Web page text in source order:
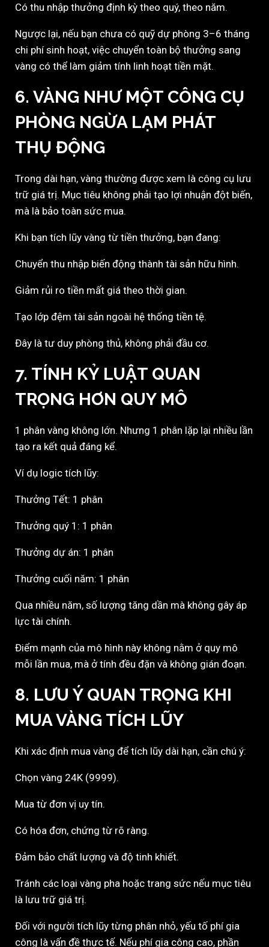
Có thu nhập thưởng định kỳ theo quý, theo năm.
Ngược lại, nếu bạn chưa có quỹ dự phòng 3–6 tháng
chi phí sinh hoạt, việc chuyển toàn bộ thưởng sang
vàng có thể làm giảm tính linh hoạt tiền mặt.
6. VÀNG NHƯ MỘT CÔNG CỤ
PHÒNG NGỪA LẠM PHÁT
THỤ ĐỘNG
Trong dài hạn, vàng thường được xem là công cụ lưu
trữ giá trị. Mục tiêu không phải tạo lợi nhuận đột biến,
mà là bảo toàn sức mua.
Khi bạn tích lũy vàng từ tiền thưởng, bạn đang:
Chuyển thu nhập biến động thành tài sản hữu hình.
Giảm rủi ro tiền mất giá theo thời gian.
Tạo lớp đệm tài sản ngoài hệ thống tiền tệ.
Đây là tư duy phòng thủ, không phải đầu cơ.
7. TÍNH KỶ LUẬT QUAN
TRỌNG HƠN QUY MÔ
1 phân vàng không lớn. Nhưng 1 phân lặp lại nhiều lần
tạo ra kết quả đáng kể.
Ví dụ logic tích lũy:
Thưởng Tết: 1 phân
Thưởng quý 1: 1 phân
Thưởng dự án: 1 phân
Thưởng cuối năm: 1 phân
Qua nhiều năm, số lượng tăng dần mà không gây áp
lực tài chính.
Điểm mạnh của mô hình này không nằm ở quy mô
mỗi lần mua, mà ở tính đều đặn và không gián đoạn.
8. LƯU Ý QUAN TRỌNG KHI
MUA VÀNG TÍCH LŨY
Khi xác định mua vàng để tích lũy dài hạn, cần chú ý:
Chọn vàng 24K (9999).
Mua từ đơn vị uy tín.
Có hóa đơn, chứng từ rõ ràng.
Đảm bảo chất lượng và độ tinh khiết.
Tránh các loại vàng pha hoặc trang sức nếu mục tiêu
là lưu trữ giá trị.
Đối với người tích lũy từng phân nhỏ, yếu tố phí gia
công là vấn đề thực tế. Nếu phí gia công cao, phần